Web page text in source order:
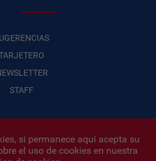
STAFF
S.A. · CUIT: 30710438486 |
si permanece aquí acepta su
el uso de cookies en nuestra